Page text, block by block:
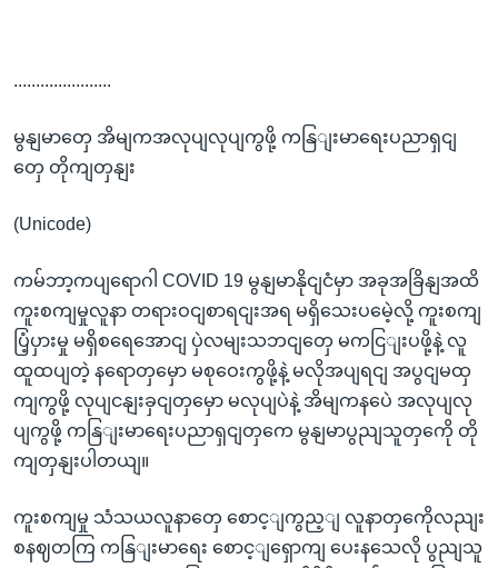
......................
မွနျမာတှေ အိမျကအလုပျလုပျကွဖို့ ကနြျးမာရေးပညာရှငျ
တှေ တိုကျတှနျး
(Unicode)
ကမ်ဘာ့ကပျရောဂါ COVID 19 မွနျမာနိုငျငံမှာ အခုအခြိနျအထိ
ကူးစကျမှုလူနာ တရားဝငျစာရငျးအရ မရှိသေးပမေဲ့လို့ ကူးစကျ
ပြံ့ပှားမှု မရှိစရေအောငျ ပှဲလမျးသဘငျတှေ မကငြျးပဖို့နဲ့ လူ
ထူထပျတဲ့ နရောတှမှော မစုဝေးကွဖို့နဲ့ မလိုအပျရငျ အပွငျမထှ
ကျကွဖို့ လုပျငနျးခှငျတှမှော မလုပျပဲနဲ့ အိမျကနပေဲ အလုပျလု
ပျကွဖို့ ကနြျးမာရေးပညာရှငျတှကေ မွနျမာပွညျသူတှကေို တို
ကျတှနျးပါတယျ။
ကူးစကျမှု သံသယလူနာတှေ စောင့ျကွည့ျ လူနာတှကေိုလညျး
စနဈတကြ ကနြျးမာရေး စောင့ျရှောကျ ပေးနသေလို ပွညျသူ